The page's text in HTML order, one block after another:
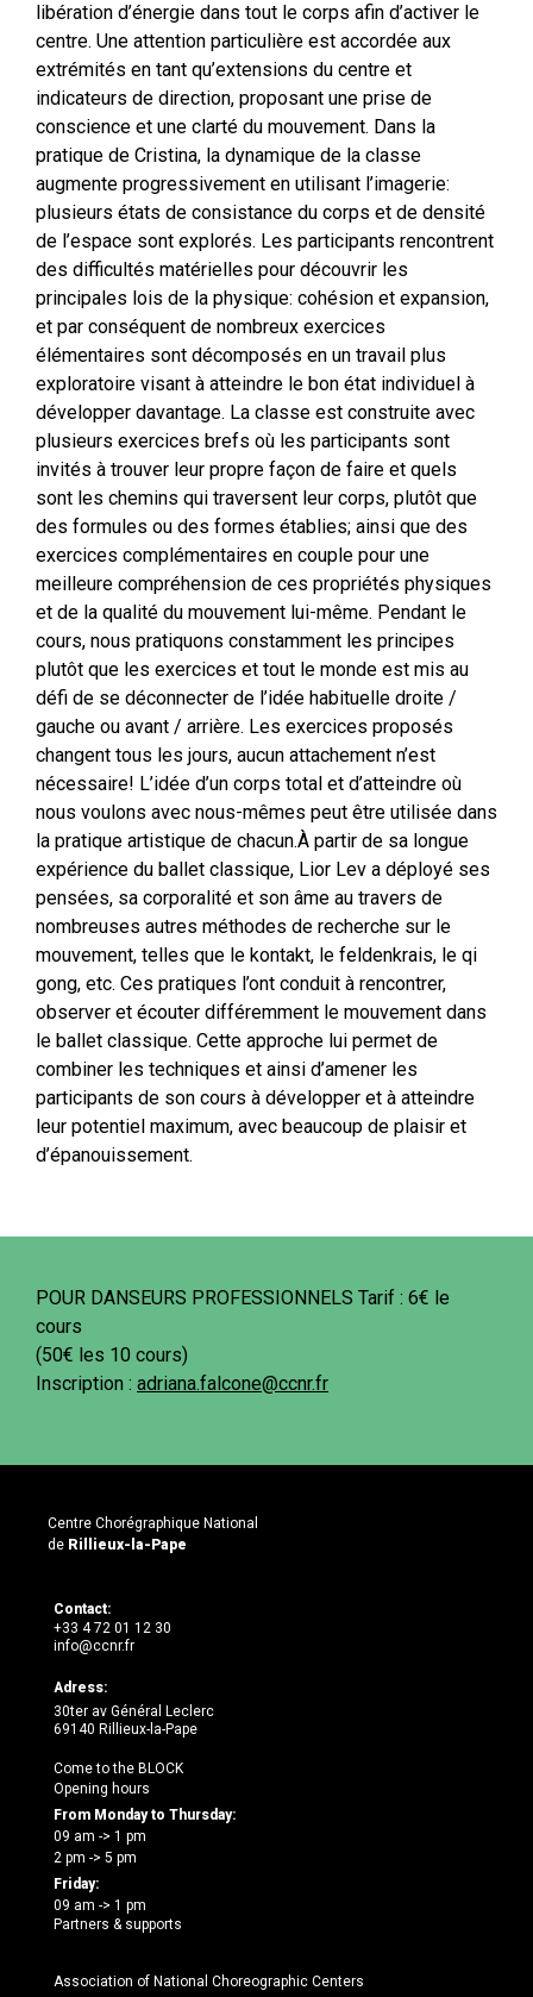
libération d’énergie dans tout le corps afin d’activer le
centre. Une attention particulière est accordée aux
extrémités en tant qu’extensions du centre et
indicateurs de direction, proposant une prise de
conscience et une clarté du mouvement. Dans la
pratique de Cristina, la dynamique de la classe
augmente progressivement en utilisant l’imagerie:
plusieurs états de consistance du corps et de densité
de l’espace sont explorés. Les participants rencontrent
des difficultés matérielles pour découvrir les
principales lois de la physique: cohésion et expansion,
et par conséquent de nombreux exercices
élémentaires sont décomposés en un travail plus
exploratoire visant à atteindre le bon état individuel à
développer davantage. La classe est construite avec
plusieurs exercices brefs où les participants sont
invités à trouver leur propre façon de faire et quels
sont les chemins qui traversent leur corps, plutôt que
des formules ou des formes établies; ainsi que des
exercices complémentaires en couple pour une
meilleure compréhension de ces propriétés physiques
et de la qualité du mouvement lui-même. Pendant le
cours, nous pratiquons constamment les principes
plutôt que les exercices et tout le monde est mis au
défi de se déconnecter de l’idée habituelle droite /
gauche ou avant / arrière. Les exercices proposés
changent tous les jours, aucun attachement n’est
nécessaire! L’idée d’un corps total et d’atteindre où
nous voulons avec nous-mêmes peut être utilisée dans
la pratique artistique de chacun.À partir de sa longue
expérience du ballet classique, Lior Lev a déployé ses
pensées, sa corporalité et son âme au travers de
nombreuses autres méthodes de recherche sur le
mouvement, telles que le kontakt, le feldenkrais, le qi
gong, etc. Ces pratiques l’ont conduit à rencontrer,
observer et écouter différemment le mouvement dans
le ballet classique. Cette approche lui permet de
combiner les techniques et ainsi d’amener les
participants de son cours à développer et à atteindre
leur potentiel maximum, avec beaucoup de plaisir et
d’épanouissement.
POUR DANSEURS PROFESSIONNELS Tarif : 6€ le
cours
(50€ les 10 cours)
Inscription : adriana.falcone@ccnr.fr
Centre Chorégraphique National
de Rillieux-la-Pape
Contact:
+33 4 72 01 12 30
info@ccnr.fr
Adress:
30ter av Général Leclerc
69140 Rillieux-la-Pape
Come to the BLOCK
Opening hours
From Monday to Thursday:
09 am -> 1 pm
2 pm -> 5 pm
Friday:
09 am -> 1 pm
Partners & supports
Association of National Choreographic Centers